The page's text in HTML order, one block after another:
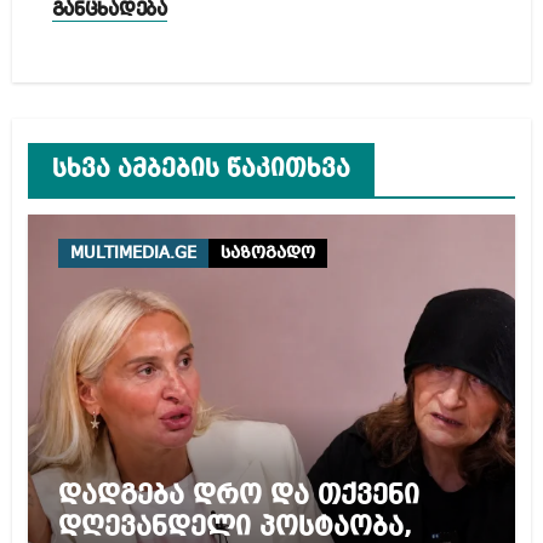
განცხადება
სხვა ამბების წაკითხვა
MULTIMEDIA.GE საზოგადო
დადგება დრო და თქვენი
დღევანდელი პოსტაობა,